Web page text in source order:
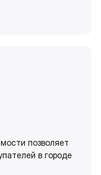
позволяет
в городе